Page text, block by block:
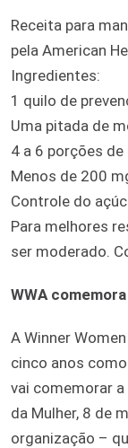
Receita para
pela American
Ingredientes:
1 quilo de
Uma pitada de
4 a 6 porções
Menos de 200
Controle do
Para melhores
ser moderado.
WWA
A Winner
cinco anos
vai comemorar
da Mulher, 8 de
organização –